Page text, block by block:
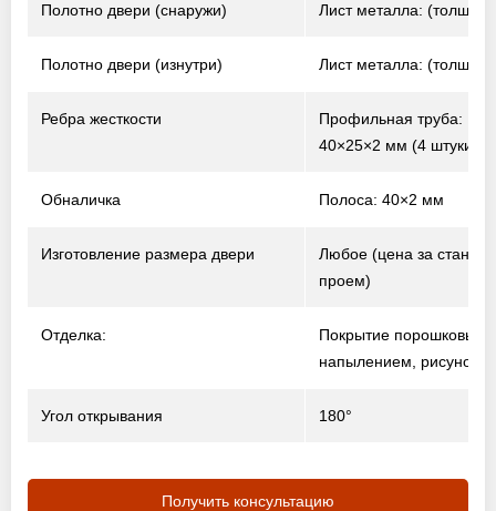
Полотно двери (снаружи) Лист металла:
Полотно двери (изнутри) Лист металла:
Ребра жесткости
Профильная труба:
40×25×2 мм (4 штуки)
Обналичка Полоса: 40×2 мм
Изготовление размера двери
Любое (цена за
проем)
Отделка:
Покрытие порошковым
напылением, рисунок
Угол открывания 180°
Получить консультацию